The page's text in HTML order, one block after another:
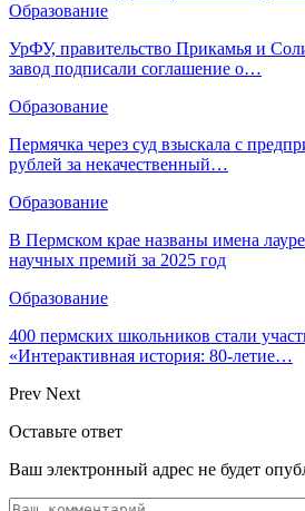
Образование
УрФУ, правительство Прикамья и
завод подписали соглашение о…
Образование
Пермячка через суд взыскала с
рублей за некачественный…
Образование
В Пермском крае названы имена
научных премий за 2025 год
Образование
400 пермских школьников стали
«Интерактивная история: 80-летие…
Prev Next
Оставьте ответ
Ваш электронный адрес не будет